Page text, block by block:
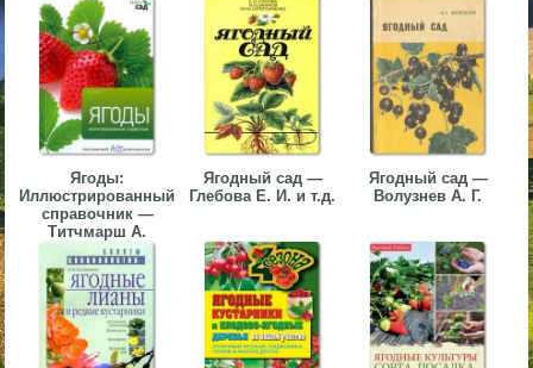
Ягоды:
Иллюстрированный
справочник —
Титчмарш А.
Ягодный сад —
Глебова Е. И. и т.д.
Ягодный сад —
Волузнев А. Г.
▼
▼
▼